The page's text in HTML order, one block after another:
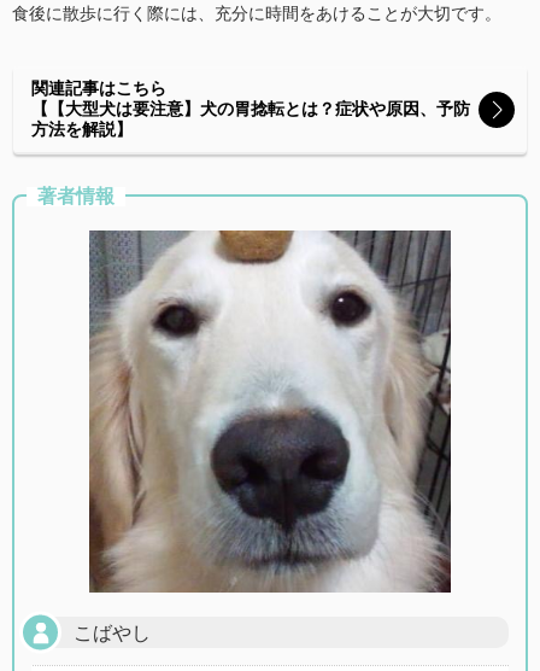
食後に散歩に行く際には、充分に時間をあけることが大切です。
関連記事はこちら
【【大型犬は要注意】犬の胃捻転とは？症状や原因、予防
方法を解説】
著者情報
こばやし